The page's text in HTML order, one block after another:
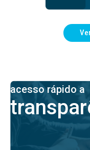
acesso rápido a